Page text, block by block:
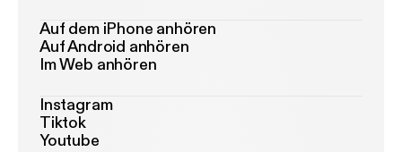
Auf dem iPhone anhören
Auf Android anhören
Im Web anhören
Instagram
Tiktok
Youtube